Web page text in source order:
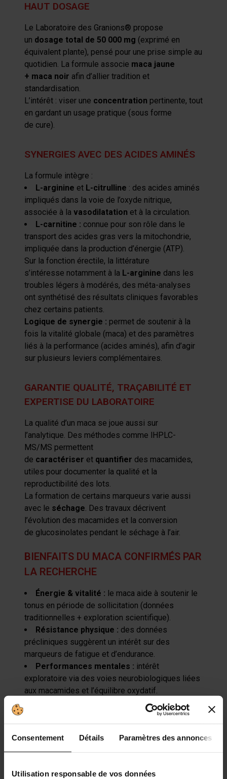
Consentement Détails Paramètres des annonces
Utilisation responsable de vos données
HAUT DOSAGE
Le Laboratoire des Granions® propose
un dosage total de 50 000 mg (exprimé en
équivalent plante), pensé pour une prise simple au
quotidien. La formule associe maca jaune
+ maca noir afin d’allier tradition et
standardisation.
L’intérêt : viser une concentration pertinente, tout
en gardant un usage pratique (sous forme
de cure).
SYNERGIES AVEC DES ACIDES AMINÉS
La formule intègre :
L-arginine et L-citrulline : des acides aminés
impliqués dans la voie de l’oxyde nitrique,
associée à la vasodilatation et à la circulation.
L-carnitine : connue pour son rôle dans le
transport des acides gras vers la mitochondrie,
impliquée dans la production d’énergie (ATP).
Sur la fonction érectile, la littérature
s’intéresse notamment à la L-arginine dans les
troubles légers à modérés, des méta-analyses
ont synthétisé des résultats cliniques favorables
chez certains patients.
Logique de synergie : permet de soutenir à la
fois la vitalité globale (maca) et des paramètres
liés à la performance (acides aminés), afin d’agir
sur plusieurs leviers complémentaires.
GARANTIE QUALITÉ, TRAÇABILITÉ ET
EXPERTISE DU LABORATOIRE
La qualité d’un maca se joue aussi sur
l’analytique. Des méthodes comme lHPLC-
MS/MS permettent
de caractériser et quantifier des macamides,
utiles pour documenter la qualité et la
reproductibilité des lots.
La formation de certains marqueurs varie aussi
avec le séchage. Des travaux décrivent
l’évolution des macamides et la conversion
de glucosinolates pendant le séchage à l’air.
BIENFAITS DU MACA CONFIRMÉS PAR
LA RECHERCHE
Énergie & vitalité : le maca aide à soutenir le
tonus en période de sollicitation (données
traditionnelles + exploration scientifique).
Résistance physique : des données
précliniques suggèrent un intérêt sur des
marqueurs de fatigue et d’endurance.
Performances mentales : intérêt
exploratoire via des voies neurobiologiques liées
aux macamides et l’équilibre oxydatif.
des essais et
revues se sont penchés sur l’amélioration du
désir et de certains paramètres de fonction
sexuelle.
Équilibre hormonal:le macan’est pas une
global, notamment quand la fatigue et le stress